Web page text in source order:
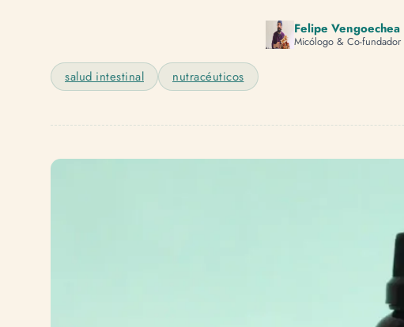
Felipe Vengoechea
Micólogo & Co-fundador
salud intestinal nutracéuticos